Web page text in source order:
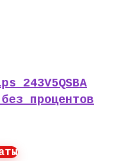
243V5QSBA
процентов